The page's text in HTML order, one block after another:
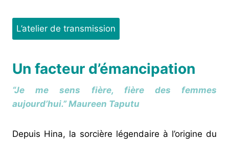
L’atelier de transmission
Un facteur d’émancipation
“Je me sens fière, fière des femmes
aujourd’hui.” Maureen Taputu
Depuis Hina, la sorcière légendaire à l’origine du